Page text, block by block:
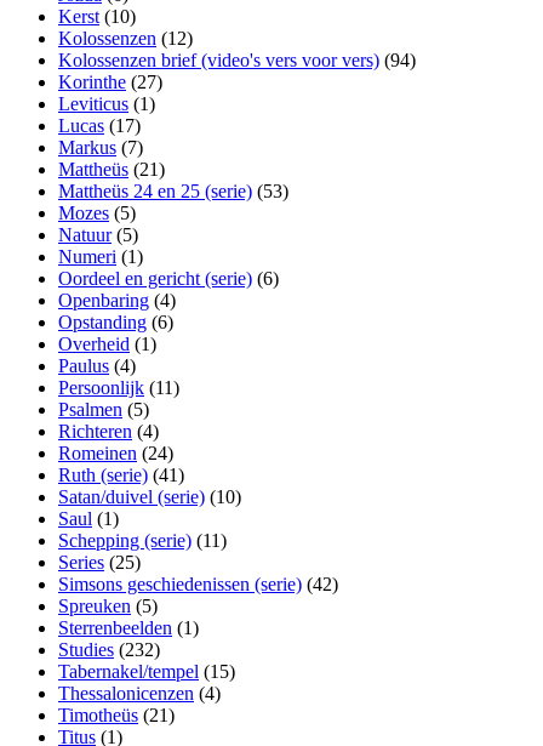
Kerst (10)
Kolossenzen (12)
Kolossenzen brief (video's vers voor vers) (94)
Korinthe (27)
Leviticus (1)
Lucas (17)
Markus (7)
Mattheüs (21)
Mattheüs 24 en 25 (serie) (53)
Mozes (5)
Natuur(5)
Numeri (1)
Oordeel en gericht (serie) (6)
Openbaring (4)
Opstanding (6)
Overheid (1)
Paulus (4)
Persoonlijk (11)
Psalmen (5)
Richteren (4)
Romeinen (24)
Ruth (serie) (41)
Satan/duivel (serie) (10)
Saul (1)
Schepping (serie) (11)
Series (25)
Simsons geschiedenissen (serie) (42)
Spreuken (5)
Sterrenbeelden (1)
Studies (232)
Tabernakel/tempel (15)
Thessalonicenzen (4)
Timotheüs (21)
Titus (1)